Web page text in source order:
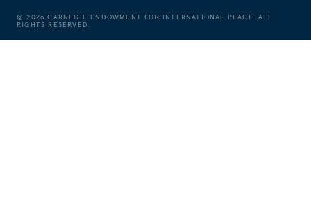
©2026 CARNEGIE ENDOWMENT FOR INTERNATIONAL PEACE. ALL
RIGHTS RESERVED.